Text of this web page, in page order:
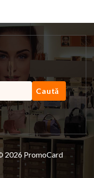
2026 PromoCard